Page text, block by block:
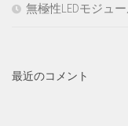
無極性LEDモジュ
最近のコメント